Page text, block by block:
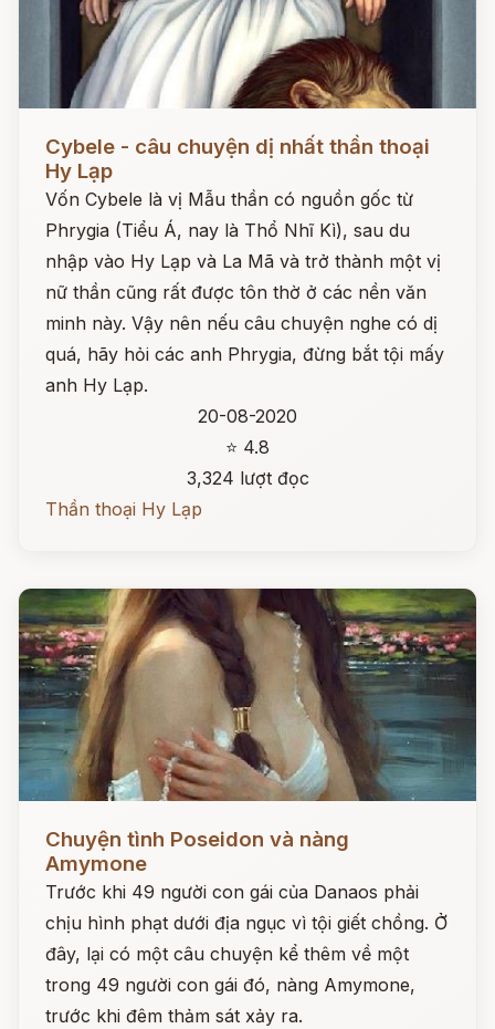
Cybele - câu chuyện dị nhất thần thoại
Hy Lạp
Vốn Cybele là vị Mẫu thần có nguồn gốc từ
Phrygia (Tiểu Á, nay là Thổ Nhĩ Kì), sau du
nhập vào Hy Lạp và La Mã và trở thành một vị
nữ thần cũng rất được tôn thờ ở các nền văn
minh này. Vậy nên nếu câu chuyện nghe có dị
quá, hãy hỏi các anh Phrygia, đừng bắt tội mấy
anh Hy Lạp.
20-08-2020
⭐ 4.8
3,324 lượt đọc
Thần thoại Hy Lạp
Chuyện tình Poseidon và nàng
Amymone
Trước khi 49 người con gái của Danaos phải
chịu hình phạt dưới địa ngục vì tội giết chồng. Ở
đây, lại có một câu chuyện kể thêm về một
trong 49 người con gái đó, nàng Amymone,
trước khi đêm thảm sát xảy ra.